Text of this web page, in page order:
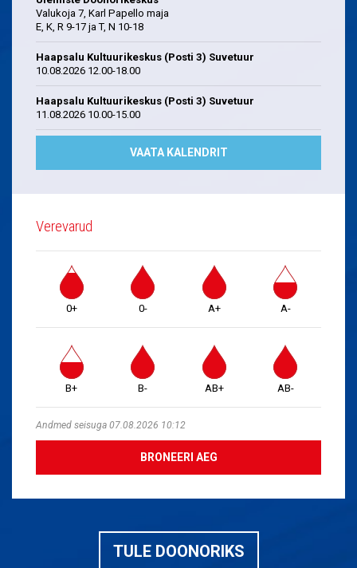
Valukoja 7, Karl Papello maja
E, K, R 9-17 ja T, N 10-18
Haapsalu Kultuurikeskus (Posti 3) Suvetuur
10.08.2026 12.00-18.00
Haapsalu Kultuurikeskus (Posti 3) Suvetuur
11.08.2026 10.00-15.00
VAATA KALENDRIT
Verevarud
0+ 0- A+ A-
B+ B- AB+ AB-
Andmed seisuga 07.08.2026 10:12
BRONEERI AEG
TULE DOONORIKS